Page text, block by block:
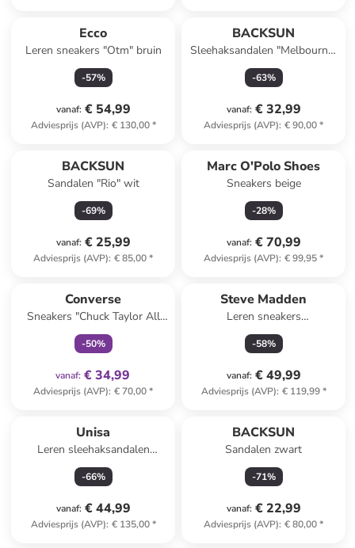
Ecco
Leren sneakers "Otm" bruin
-57%
vanaf: € 54,99
Adviesprijs (AVP): € 130,00*
BACKSUN
Sleehaksandalen "Melbourne"
bruin
-63%
vanaf: € 32,99
Adviesprijs (AVP): € 90,00*
BACKSUN
Sandalen "Rio" wit
-69%
vanaf: € 25,99
Adviesprijs (AVP): € 85,00*
Marc O'Polo Shoes
Sneakers beige
-28%
vanaf: € 70,99
Adviesprijs (AVP): € 99,95*
Converse
Sneakers "Chuck Taylor All
Star" grijs
-50%
vanaf: € 34,99
Adviesprijs (AVP): € 70,00*
Steve Madden
Leren sneakers
wit/zilverkleurig
-58%
vanaf: € 49,99
Adviesprijs (AVP): € 119,99*
Unisa
Leren sleehaksandalen
lichtbruin
-66%
vanaf: € 44,99
Adviesprijs (AVP): € 135,00*
BACKSUN
Sandalen zwart
-71%
vanaf: € 22,99
Adviesprijs (AVP): € 80,00*